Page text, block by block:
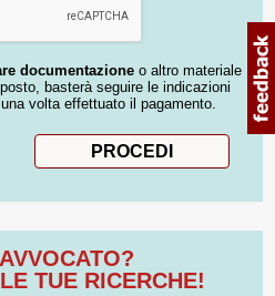
documentazione o altro materiale
basterà seguire le indicazioni
volta effettuato il pagamento.
TUE RICERCHE!